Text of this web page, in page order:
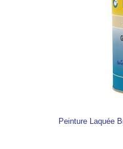
Peinture Laquée